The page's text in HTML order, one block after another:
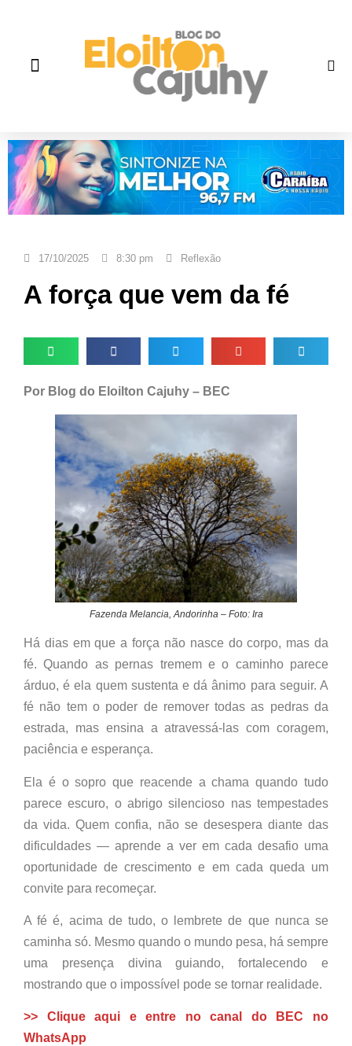
17/10/2025 8:30 pm Reflexão
A força que vem da fé
Por Blog do Eloilton Cajuhy – BEC
Fazenda Melancia, Andorinha – Foto: Ira
Há dias em que a força não nasce do corpo, mas da
fé. Quando as pernas tremem e o caminho parece
árduo, é ela quem sustenta e dá ânimo para seguir. A
fé não tem o poder de remover todas as pedras da
estrada, mas ensina a atravessá-las com coragem,
paciência e esperança.
Ela é o sopro que reacende a chama quando tudo
parece escuro, o abrigo silencioso nas tempestades
da vida. Quem confia, não se desespera diante das
dificuldades — aprende a ver em cada desafio uma
oportunidade de crescimento e em cada queda um
convite para recomeçar.
A fé é, acima de tudo, o lembrete de que nunca se
caminha só. Mesmo quando o mundo pesa, há sempre
uma presença divina guiando, fortalecendo e
mostrando que o impossível pode se tornar realidade.
>> Clique aqui e entre no canal do BEC no
WhatsApp